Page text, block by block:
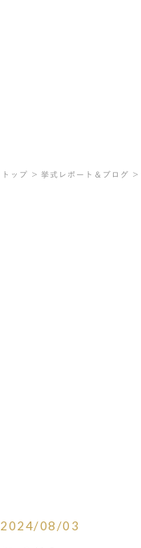
トップ ＞ 挙式レポート＆ブログ ＞
2024/08/03